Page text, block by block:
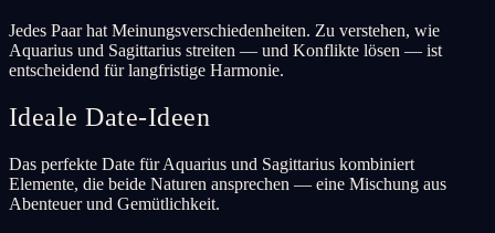
Jedes Paar hat Meinungsverschiedenheiten. Zu verstehen, wie
Aquarius und Sagittarius streiten — und Konflikte lösen — ist
entscheidend für langfristige Harmonie.
Ideale Date-Ideen
Das perfekte Date für Aquarius und Sagittarius kombiniert
Elemente, die beide Naturen ansprechen — eine Mischung aus
Abenteuer und Gemütlichkeit.